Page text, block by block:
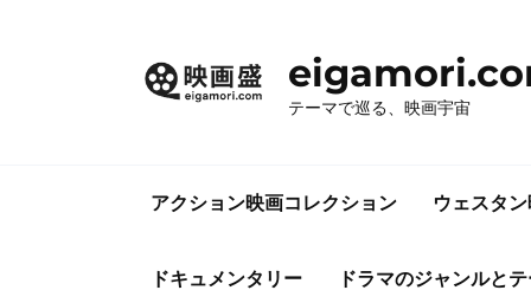
テーマで巡る、映画宇宙
アクション映画コレクション ウェスタ
ドキュメンタリー ドラマのジャンルと